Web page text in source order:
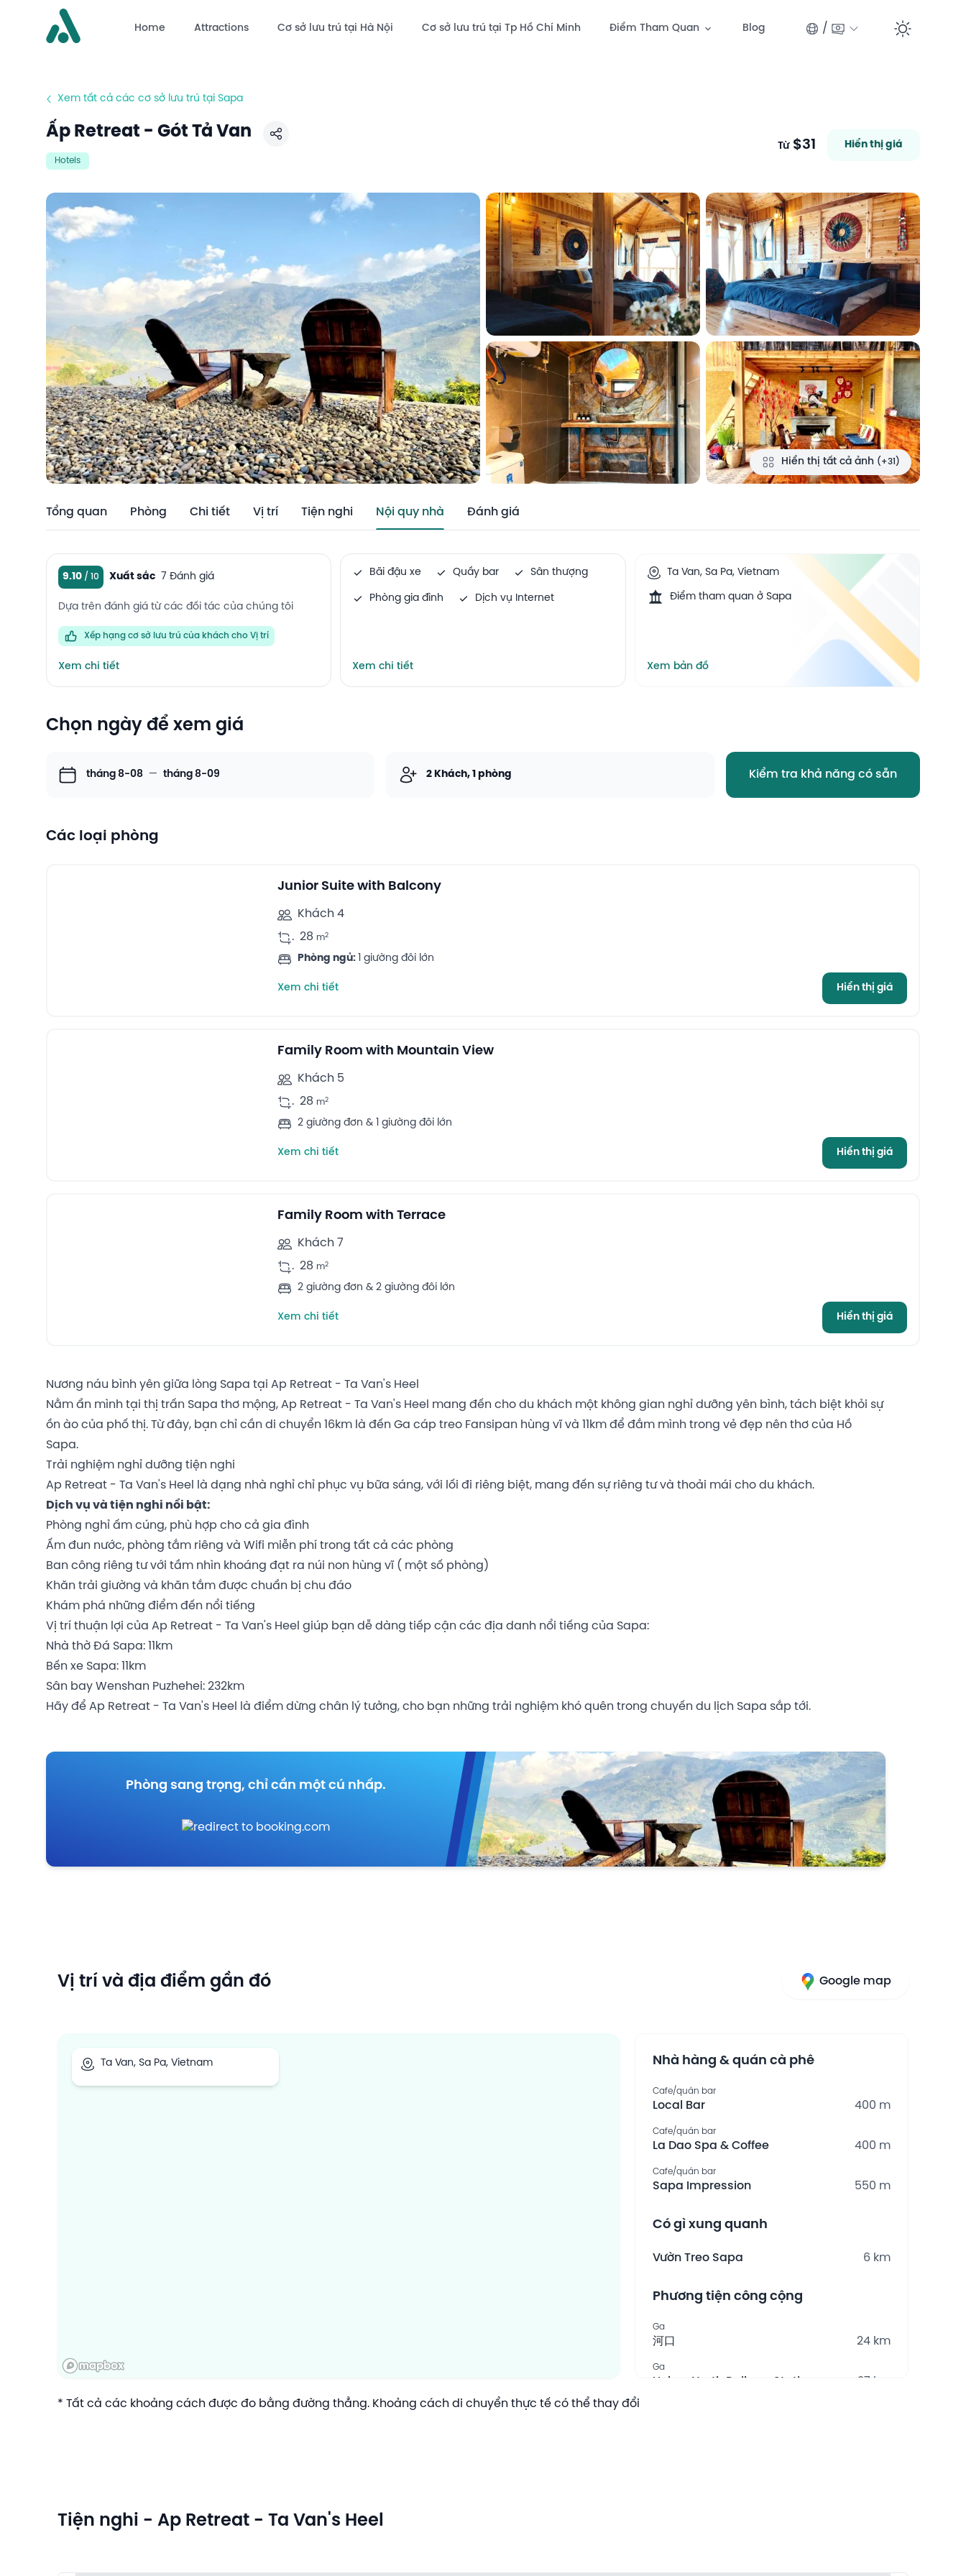
Home Attractions Cơ sở lưu trú tại Hà Nội Cơ sở lưu trú tại Tp Hồ Chí Minh Điểm Tham Quan Blog /
Xem tất cả các cơ sở lưu trú tại Sapa
Ấp Retreat - Gót Tả Van Chia sẻ
Hotels
Từ$31 Hiển thị giá
Hiển thị tất cả ảnh (+31)
Tổng quan Phòng Chi tiết Vị trí Tiện nghi Nội quy nhà Đánh giá
9.10 Xuất sắc 7 Đánh giá
Dựa trên đánh giá từ các đối tác của chúng tôi
Xếp hạng cơ sở lưu trú của khách cho Vị trí
Xem chi tiết
Bãi đậu xe Quầy bar Sân thượng
Phòng gia đình Dịch vụ Internet
Xem chi tiết
Ta Van, Sa Pa, Vietnam
Điểm tham quan ở Sapa
Xem bản đồ
Chọn ngày để xem giá
tháng 8-08 — tháng 8-09 2 Khách, 1 phòng Kiểm tra khả năng có sẵn
Các loại phòng
Junior Suite with Balcony
Khách 4
. 28 m2
Phòng ngủ: 1 giường đôi lớn
Xem chi tiết Hiển thị giá
Family Room with Mountain View
Khách 5
. 28 m2
2 giường đơn & 1 giường đôi lớn
Xem chi tiết Hiển thị giá
Family Room with Terrace
Khách 7
. 28 m2
2 giường đơn & 2 giường đôi lớn
Xem chi tiết Hiển thị giá
Nương náu bình yên giữa lòng Sapa tại Ap Retreat - Ta Van's Heel
Nằm ẩn mình tại thị trấn Sapa thơ mộng, Ap Retreat - Ta Van's Heel mang đến cho du khách một không gian nghỉ dưỡng yên bình, tách biệt khỏi sự
ồn ào của phố thị. Từ đây, bạn chỉ cần di chuyển 16km là đến Ga cáp treo Fansipan hùng vĩ và 11km để đắm mình trong vẻ đẹp nên thơ của Hồ
Sapa.
Trải nghiệm nghỉ dưỡng tiện nghi
Ap Retreat - Ta Van's Heel là dạng nhà nghỉ chỉ phục vụ bữa sáng, với lối đi riêng biệt, mang đến sự riêng tư và thoải mái cho du khách.
Dịch vụ và tiện nghi nổi bật:
Phòng nghỉ ấm cúng, phù hợp cho cả gia đình
Ấm đun nước, phòng tắm riêng và Wifi miễn phí trong tất cả các phòng
Ban công riêng tư với tầm nhìn khoáng đạt ra núi non hùng vĩ ( một số phòng)
Khăn trải giường và khăn tắm được chuẩn bị chu đáo
Khám phá những điểm đến nổi tiếng
Vị trí thuận lợi của Ap Retreat - Ta Van's Heel giúp bạn dễ dàng tiếp cận các địa danh nổi tiếng của Sapa:
Nhà thờ Đá Sapa: 11km
Bến xe Sapa: 11km
Sân bay Wenshan Puzhehei: 232km
Hãy để Ap Retreat - Ta Van's Heel là điểm dừng chân lý tưởng, cho bạn những trải nghiệm khó quên trong chuyến du lịch Sapa sắp tới.
Phòng sang trọng, chỉ cần một cú nhấp.
Vị trí và địa điểm gần đó Google map
Ta Van, Sa Pa, Vietnam Nhà hàng & quán cà phê
Cafe/quán bar
Local Bar 400 m
Cafe/quán bar
La Dao Spa & Coffee 400 m
Cafe/quán bar
Sapa Impression 550 m
Có gì xung quanh
Vườn Treo Sapa 6 km
Phương tiện công cộng
Ga
河口 24 km
Ga
Hekou North Railway Station 27 km
* Tất cả các khoảng cách được đo bằng đường thẳng. Khoảng cách di chuyển thực tế có thể thay đổi
Tiện nghi - Ap Retreat - Ta Van's Heel